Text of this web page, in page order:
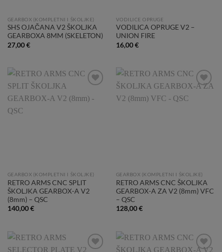
GEARBOX (KOMPLETNI I ŠKOLJKE)
SHS OJAČANA V2 ŠKOLJKA
GEARBOXA 8MM (SKELETON)
27,00€
VODILICE OPRUGE
VODILICA OPRUGE V2 –
UNION FIRE
16,00€
Wishlist
GEARBOX (KOMPLETNI I ŠKOLJKE)
RETRO ARMS CNC SPLIT
ŠKOLJKA GEARBOX-A V2
(8mm) – QSC
140,00€
GEARBOX (KOMPLETNI I ŠKOLJKE)
RETRO ARMS CNC ŠKOLJKA
GEARBOX-A ZA V2 (8mm) VFC
– QSC
128,00€